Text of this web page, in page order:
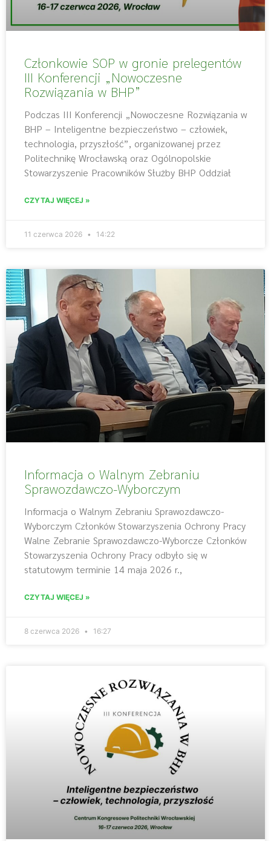
Członkowie SOP w gronie prelegentów
III Konferencji „Nowoczesne
Rozwiązania w BHP”
Podczas III Konferencji „Nowoczesne Rozwiązania w
BHP – Inteligentne bezpieczeństwo – człowiek,
technologia, przyszłość”, organizowanej przez
Politechnikę Wrocławską oraz Ogólnopolskie
Stowarzyszenie Pracowników Służby BHP Oddział
CZYTAJ WIĘCEJ »
11 czerwca 2026 14:22
Informacja o Walnym Zebraniu
Sprawozdawczo-Wyborczym
Informacja o Walnym Zebraniu Sprawozdawczo-
Wyborczym Członków Stowarzyszenia Ochrony Pracy
Walne Zebranie Sprawozdawczo-Wyborcze Członków
Stowarzyszenia Ochrony Pracy odbyło się w
statutowym terminie 14 maja 2026 r.,
CZYTAJ WIĘCEJ »
8 czerwca 2026 16:27